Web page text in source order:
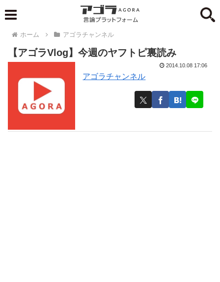
ホーム アゴラチャンネル
【アゴラVlog】今週のヤフトピ裏読み
アゴラチャンネル
2014.10.08 17:06